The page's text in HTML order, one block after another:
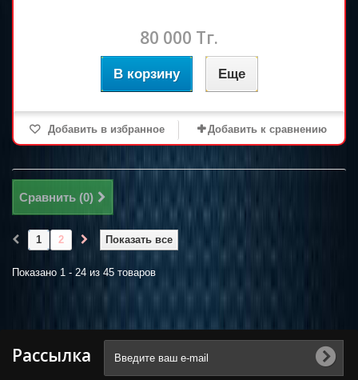
80 000 Тг.
В корзину Еще
Добавить в избранное Добавить к сравнению
Сравнить (0)
Показать все
1 2
Показано 1 - 24 из 45 товаров
Рассылка